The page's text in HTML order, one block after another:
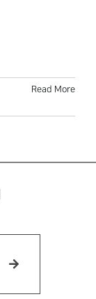
Read More